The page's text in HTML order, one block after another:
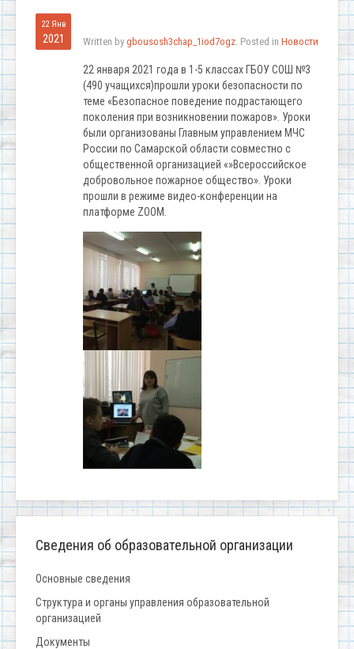
22 Янв
2021 Written by gbousosh3chap_1iod7ogz. Posted in Новости
22 января 2021 года в 1-5 классах ГБОУ СОШ №3
(490 учащихся)прошли уроки безопасности по
теме «Безопасное поведение подрастающего
поколения при возникновении пожаров». Уроки
были организованы Главным управлением МЧС
России по Самарской области совместно с
общественной организацией «»Всероссийское
добровольное пожарное общество». Уроки
прошли в режиме видео-конференции на
платформе ZOOM.
Сведения об образовательной организации
Основные сведения
Структура и органы управления образовательной
организацией
Документы